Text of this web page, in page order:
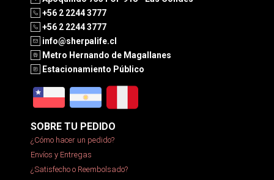
+56 2 2244 3777
+56 2 2244 3777
info@sherpalife.cl
Metro Hernando de Magallanes
Estacionamiento Público
SOBRE TU PEDIDO
¿Cómo hacer un pedido?
Envíos y Entregas
¿Satisfecho o Reembolsado?